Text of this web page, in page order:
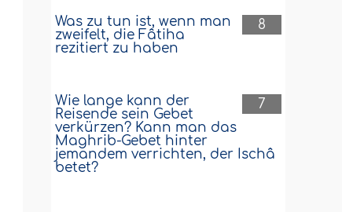
8
Was zu tun ist, wenn man
zweifelt, die Fâtiha
rezitiert zu haben
7
Wie lange kann der
Reisende sein Gebet
verkürzen? Kann man das
Maghrib-Gebet hinter
jemandem verrichten, der Ischâ
betet?